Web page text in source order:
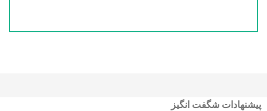
پیشنهادات شگفت انگیز